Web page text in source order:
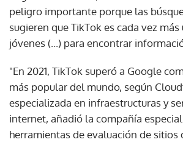
peligro importante porque las
sugieren que TikTok es cada vez
jóvenes (...) para encontrar
"En 2021, TikTok superó a Google
más popular del mundo, según
especializada en infraestructuras y
internet, añadió la compañía
herramientas de evaluación de sitios